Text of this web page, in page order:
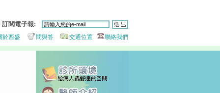
訂閱電子報:
於西盛 問與答 交通位置 聯絡我們